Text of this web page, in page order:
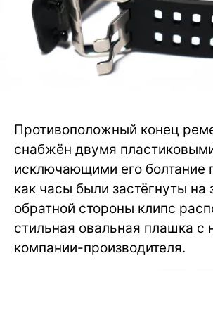
Противоположный конец
снабжён двумя
исключающими его болтание
как часы были застёгнуты на
обратной стороны клипс
стильная овальная плашка с
компании-производителя.